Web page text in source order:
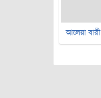
আলেয়া বারী